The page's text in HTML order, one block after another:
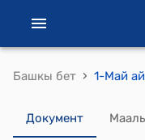
Башкы бет ›
Документ